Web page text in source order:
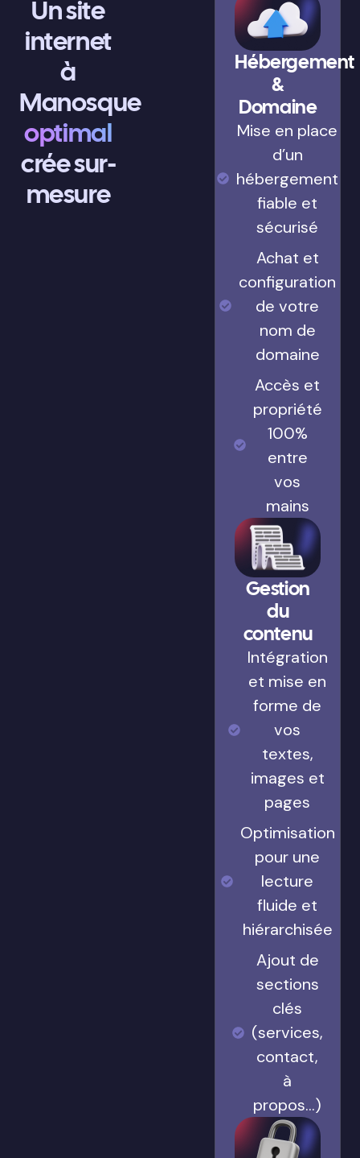
Un site
internet
à
Manosque
optimal
crée sur-
mesure
Hébergement
&
Domaine
Mise en place
d’un
hébergement
fiable et
sécurisé
Achat et
configuration
de votre
nom de
domaine
Accès et
propriété
100%
entre
vos
mains
Gestion
du
contenu
Intégration
et mise en
forme de
vos
textes,
images et
pages
Optimisation
pour une
lecture
fluide et
hiérarchisée
Ajout de
sections
clés
(services,
contact,
à
propos…)